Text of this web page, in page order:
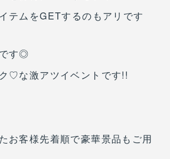
テムをGETするのもアリです
す◎
♡な激アツイベントです!!
お客様先着順で豪華景品もご用